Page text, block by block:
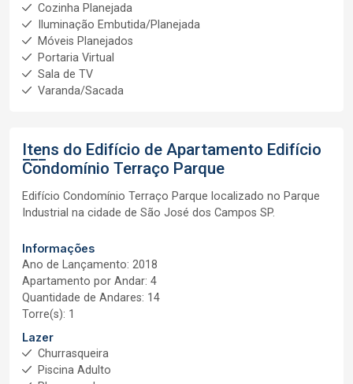
Cozinha Planejada
Iluminação Embutida/Planejada
Móveis Planejados
Portaria Virtual
Sala de TV
Varanda/Sacada
Itens do Edifício de Apartamento Edifício
Condomínio Terraço Parque
Edifício Condomínio Terraço Parque localizado no Parque
Industrial na cidade de São José dos Campos SP.
Informações
Ano de Lançamento: 2018
Apartamento por Andar: 4
Quantidade de Andares: 14
Torre(s): 1
Lazer
Churrasqueira
Piscina Adulto